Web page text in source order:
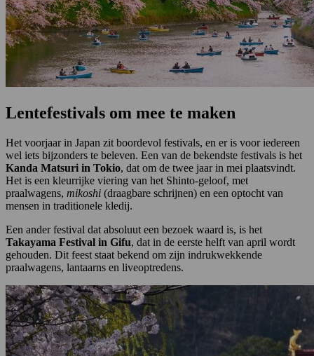
Lentefestivals om mee te maken
Het voorjaar in Japan zit boordevol festivals, en er is voor iedereen
wel iets bijzonders te beleven. Een van de bekendste festivals is het
Kanda Matsuri in Tokio, dat om de twee jaar in mei plaatsvindt.
Het is een kleurrijke viering van het Shinto-geloof, met
praalwagens, mikoshi (draagbare schrijnen) en een optocht van
mensen in traditionele kledij.
Een ander festival dat absoluut een bezoek waard is, is het
Takayama Festival in Gifu, dat in de eerste helft van april wordt
gehouden. Dit feest staat bekend om zijn indrukwekkende
praalwagens, lantaarns en liveoptredens.